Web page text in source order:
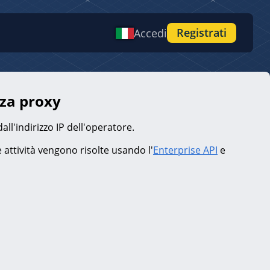
Accedi Registrati
proxy
IP dell'operatore.
attività vengono risolte usando l'Enterprise API e